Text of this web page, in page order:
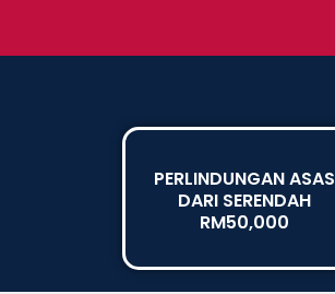
PERLINDUNGAN ASAS
DARI SERENDAH
RM50,000